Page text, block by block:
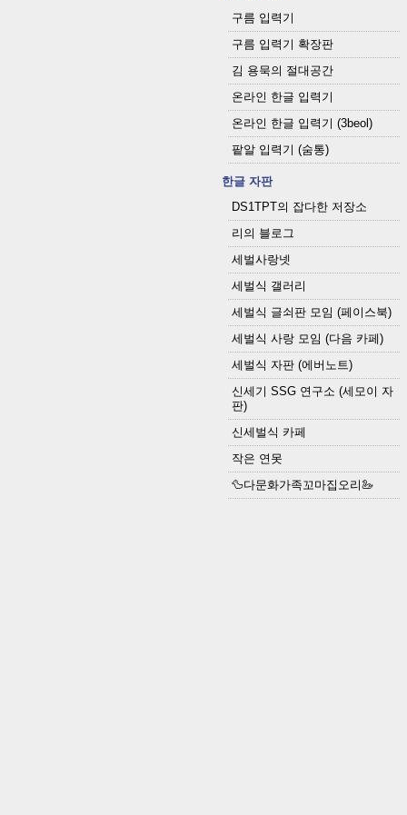
구름 입력기
구름 입력기 확장판
김 용묵의 절대공간
온라인 한글 입력기
온라인 한글 입력기 (3beol)
팥알 입력기 (숨통)
한글 자판
DS1TPT의 잡다한 저장소
리의 블로그
세벌사랑넷
세벌식 갤러리
세벌식 글쇠판 모임 (페이스북)
세벌식 사랑 모임 (다음 카페)
세벌식 자판 (에버노트)
신세기 SSG 연구소 (세모이 자
판)
신세벌식 카페
작은 연못
🦆다문화가족꼬마집오리🦢